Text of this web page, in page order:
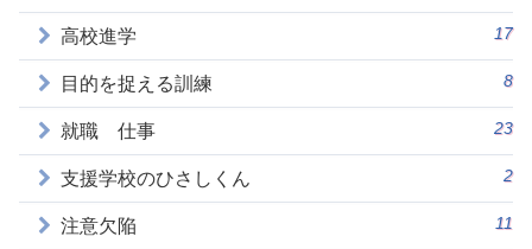
高校進学 17
目的を捉える訓練 8
就職 仕事 23
支援学校のひさしくん 2
注意欠陥 11